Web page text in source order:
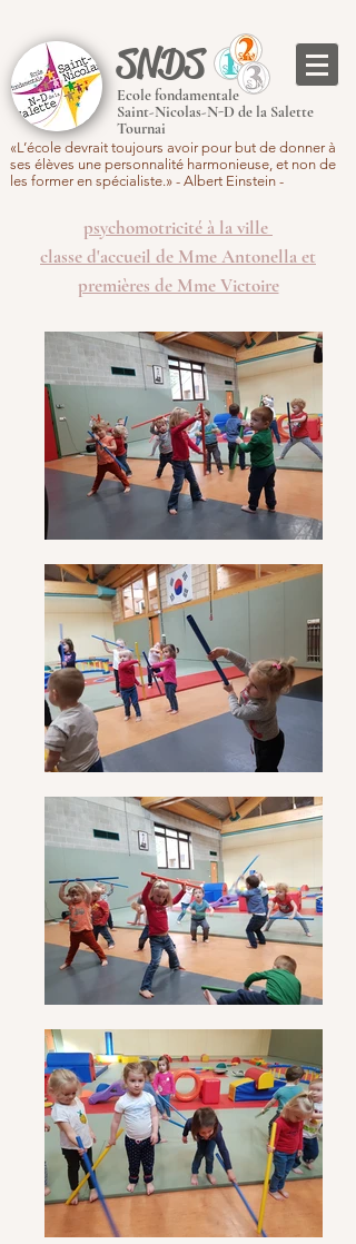
SNDS
Ecole fondamentale
Saint-Nicolas-N-D de la Salette
Tournai
«L’école devrait toujours avoir pour but de donner à
ses élèves une personnalité harmonieuse, et non de
les former en spécialiste.» - Albert Einstein -
psychomotricité à la ville
classe d'accueil de Mme Antonella et
premières de Mme Victoire